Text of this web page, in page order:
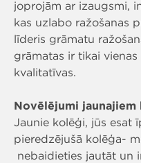
joprojām ar izaugsmi,
kas uzlabo ražošanas
līderis grāmatu
grāmatas ir tikai
kvalitatīvas.
Novēlējumi jaunajiem
Jaunie kolēģi, jūs esat
pieredzējušā kolēģa-
nebaidieties jautāt un